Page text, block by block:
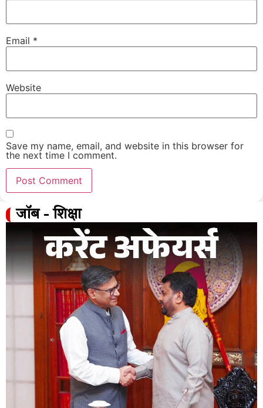
Email *
Website
Save my name, email, and website in this browser for
the next time I comment.
जॉब - शिक्षा